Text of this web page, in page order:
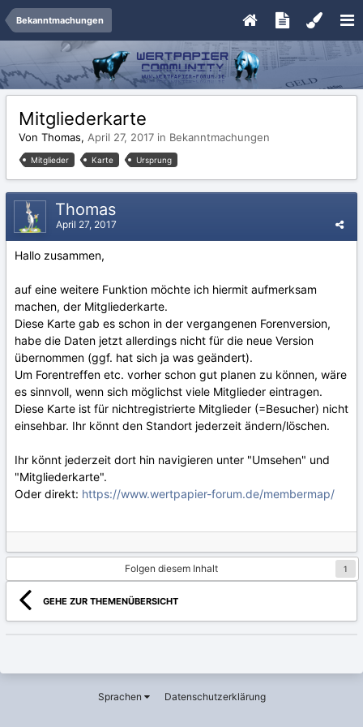
Bekanntmachungen
Mitgliederkarte
Von Thomas, April 27, 2017 in Bekanntmachungen
Mitglieder Karte Ursprung
Thomas
April 27, 2017
Hallo zusammen,
auf eine weitere Funktion möchte ich hiermit aufmerksam
machen, der Mitgliederkarte.
Diese Karte gab es schon in der vergangenen Forenversion,
habe die Daten jetzt allerdings nicht für die neue Version
übernommen (ggf. hat sich ja was geändert).
Um Forentreffen etc. vorher schon gut planen zu können, wäre
es sinnvoll, wenn sich möglichst viele Mitglieder eintragen.
Diese Karte ist für nichtregistrierte Mitglieder (=Besucher) nicht
einsehbar. Ihr könnt den Standort jederzeit ändern/löschen.
Ihr könnt jederzeit dort hin navigieren unter "Umsehen" und
"Mitgliederkarte".
Oder direkt: https://www.wertpapier-forum.de/membermap/
Folgen diesem Inhalt 1
GEHE ZUR THEMENÜBERSICHT
Sprachen Datenschutzerklärung